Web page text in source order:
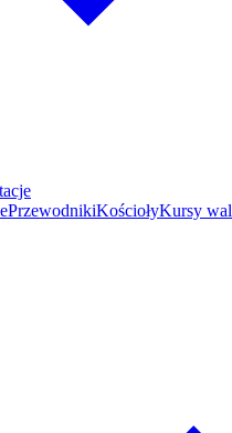
PrzewodnikiKościołyKursy